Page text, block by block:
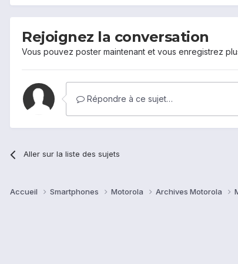
Rejoignez la conversation
Vous pouvez poster maintenant et vous enregistrez
Répondre à ce sujet…
Aller sur la liste des sujets
Accueil Smartphones Motorola Archives Motorola